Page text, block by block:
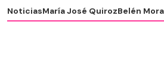
NoticiasMaría José QuirozBelén Mora